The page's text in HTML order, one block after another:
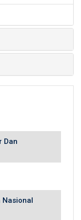
Dan
Nasional